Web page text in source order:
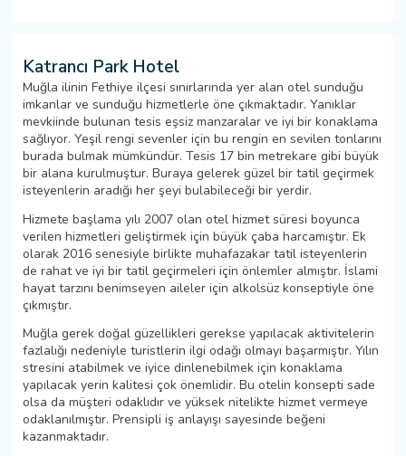
Katrancı Park Hotel
Muğla ilinin Fethiye ilçesi sınırlarında yer alan otel sunduğu
imkanlar ve sunduğu hizmetlerle öne çıkmaktadır. Yanıklar
mevkiinde bulunan tesis eşsiz manzaralar ve iyi bir konaklama
sağlıyor. Yeşil rengi sevenler için bu rengin en sevilen tonlarını
burada bulmak mümkündür. Tesis 17 bin metrekare gibi büyük
bir alana kurulmuştur. Buraya gelerek güzel bir tatil geçirmek
isteyenlerin aradığı her şeyi bulabileceği bir yerdir.
Hizmete başlama yılı 2007 olan otel hizmet süresi boyunca
verilen hizmetleri geliştirmek için büyük çaba harcamıştır. Ek
olarak 2016 senesiyle birlikte muhafazakar tatil isteyenlerin
de rahat ve iyi bir tatil geçirmeleri için önlemler almıştır. İslami
hayat tarzını benimseyen aileler için alkolsüz konseptiyle öne
çıkmıştır.
Muğla gerek doğal güzellikleri gerekse yapılacak aktivitelerin
fazlalığı nedeniyle turistlerin ilgi odağı olmayı başarmıştır. Yılın
stresini atabilmek ve iyice dinlenebilmek için konaklama
yapılacak yerin kalitesi çok önemlidir. Bu otelin konsepti sade
olsa da müşteri odaklıdır ve yüksek nitelikte hizmet vermeye
odaklanılmıştır. Prensipli iş anlayışı sayesinde beğeni
kazanmaktadır.